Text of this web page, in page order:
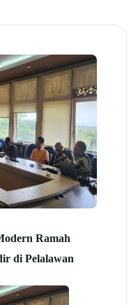
Ramah
di Pelalawan